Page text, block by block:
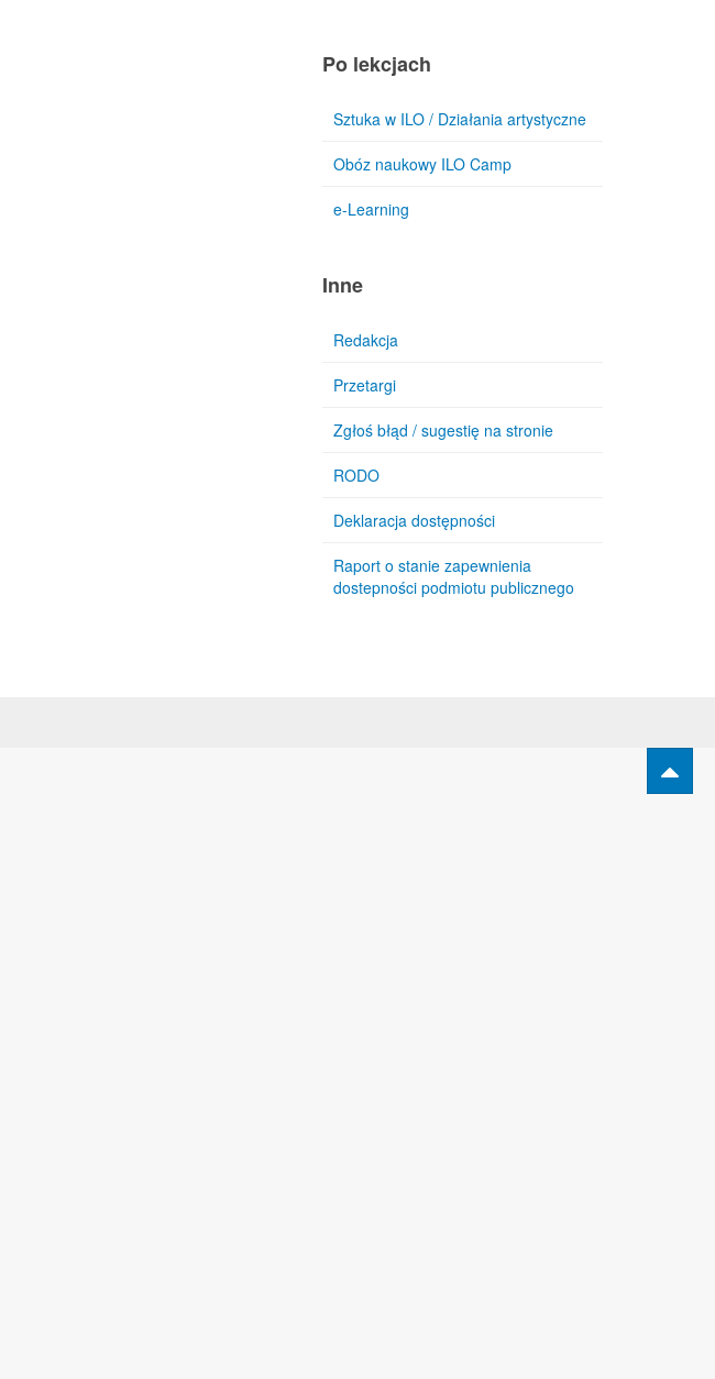
Po lekcjach
Sztuka w ILO / Działania artystyczne
Obóz naukowy ILO Camp
e-Learning
Inne
Redakcja
Przetargi
Zgłoś błąd / sugestię na stronie
RODO
Deklaracja dostępności
Raport o stanie zapewnienia
dostepności podmiotu publicznego